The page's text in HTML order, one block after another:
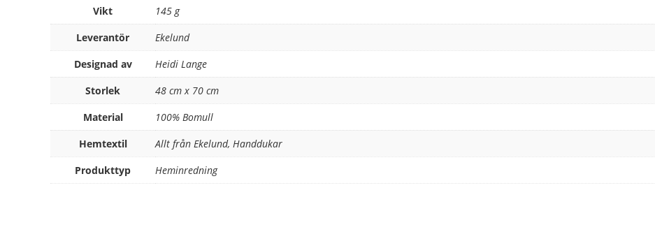
Vikt
145 g
Leverantör
Ekelund
Designad av
Heidi Lange
Storlek
48 cm x 70 cm
Material
100% Bomull
Hemtextil
Allt från Ekelund, Handdukar
Produkttyp
Heminredning